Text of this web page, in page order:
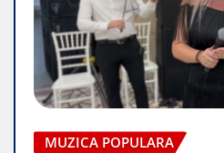
MUZICA POPULARA